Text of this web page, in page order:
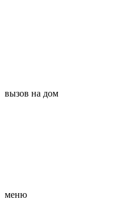
вызов на дом
меню